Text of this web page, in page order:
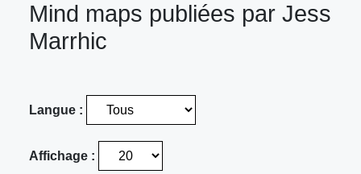
Mind maps publiées par Jess
Marrhic
Langue :
Affichage :